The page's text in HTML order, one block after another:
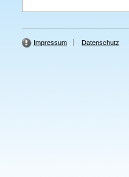
Impressum Datenschutz